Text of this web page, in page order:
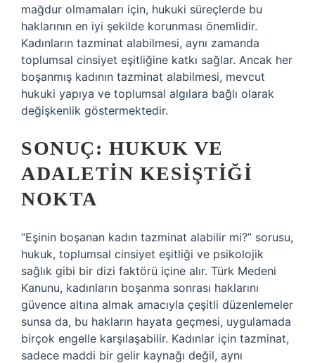
mağdur olmamaları için, hukuki süreçlerde bu
haklarının en iyi şekilde korunması önemlidir.
Kadınların tazminat alabilmesi, aynı zamanda
toplumsal cinsiyet eşitliğine katkı sağlar. Ancak her
boşanmış kadının tazminat alabilmesi, mevcut
hukuki yapıya ve toplumsal algılara bağlı olarak
değişkenlik göstermektedir.
SONUÇ: HUKUK VE
ADALETIN KESIŞTIĞI
NOKTA
“Eşinin boşanan kadın tazminat alabilir mi?” sorusu,
hukuk, toplumsal cinsiyet eşitliği ve psikolojik
sağlık gibi bir dizi faktörü içine alır. Türk Medeni
Kanunu, kadınların boşanma sonrası haklarını
güvence altına almak amacıyla çeşitli düzenlemeler
sunsa da, bu hakların hayata geçmesi, uygulamada
birçok engelle karşılaşabilir. Kadınlar için tazminat,
sadece maddi bir gelir kaynağı değil, aynı